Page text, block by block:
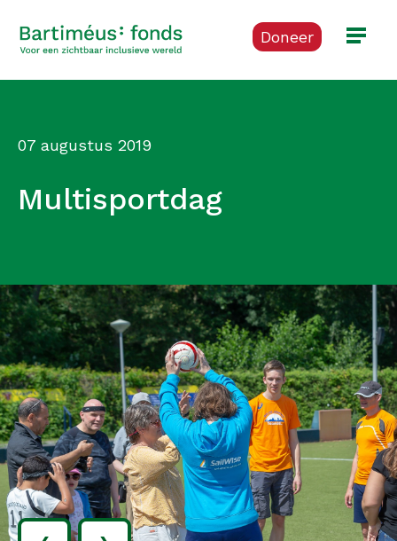
Doneer
Multisportdag
07 augustus 2019